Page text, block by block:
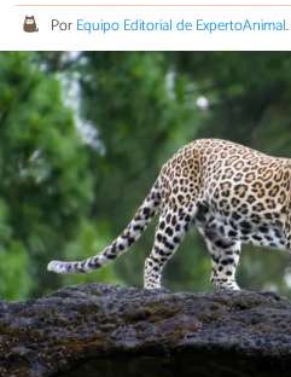
PorEquipo Editorial de ExpertoAnimal.